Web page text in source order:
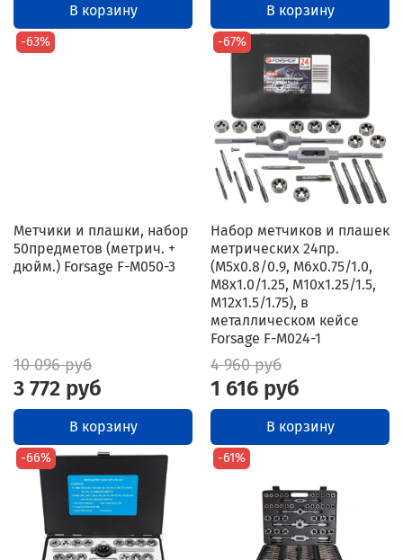
В корзину В корзину
-63%
Метчики и плашки, набор
50предметов (метрич. +
дюйм.) Forsage F-M050-3
10 096 руб
3 772 руб
В корзину
-67%
Набор метчиков и плашек
метрических 24пр.
(М5х0.8/0.9, М6х0.75/1.0,
М8х1.0/1.25, М10х1.25/1.5,
М12х1.5/1.75), в
металлическом кейсе
Forsage F-M024-1
4 960 руб
1 616 руб
В корзину
-66% -61%